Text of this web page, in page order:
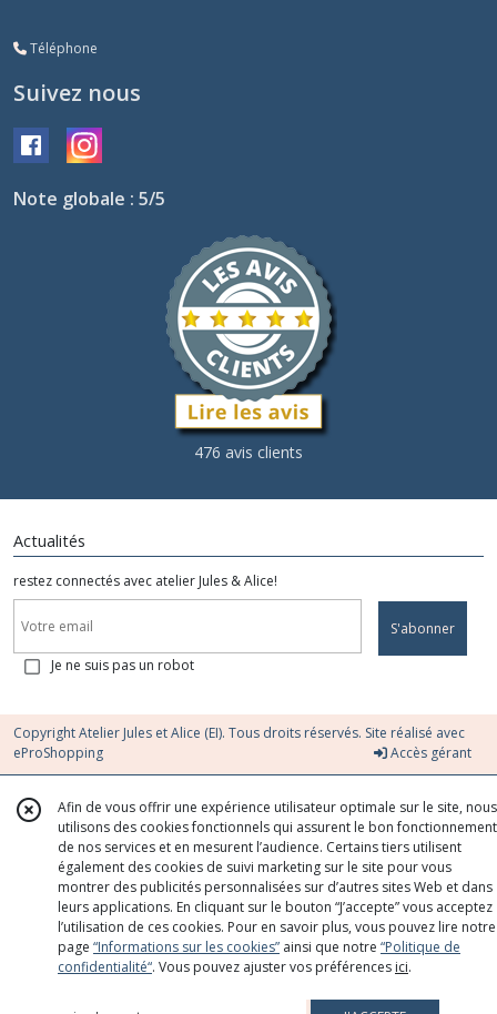
Téléphone
Suivez nous
Note globale : 5/5
476 avis clients
Actualités
restez connectés avec atelier Jules & Alice!
S'abonner
Je ne suis pas un robot
Copyright Atelier Jules et Alice (EI). Tous droits réservés. Site réalisé avec
eProShopping
Accès gérant
Afin de vous offrir une expérience utilisateur optimale sur le site, nous
utilisons des cookies fonctionnels qui assurent le bon fonctionnement
de nos services et en mesurent l’audience. Certains tiers utilisent
également des cookies de suivi marketing sur le site pour vous
montrer des publicités personnalisées sur d’autres sites Web et dans
leurs applications. En cliquant sur le bouton “J’accepte” vous acceptez
l’utilisation de ces cookies. Pour en savoir plus, vous pouvez lire notre
page “Informations sur les cookies” ainsi que notre “Politique de
confidentialité“. Vous pouvez ajuster vos préférences ici.